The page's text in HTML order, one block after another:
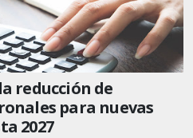
reducción de
para nuevas
2027